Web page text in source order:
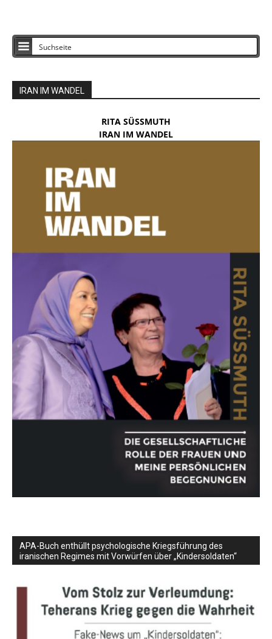
IRAN IM WANDEL
RITA SÜSSMUTH
IRAN IM WANDEL
APA-Buch enthüllt psychologische Kriegsführung des
iranischen Regimes mit Vorwürfen über „Kindersoldaten“